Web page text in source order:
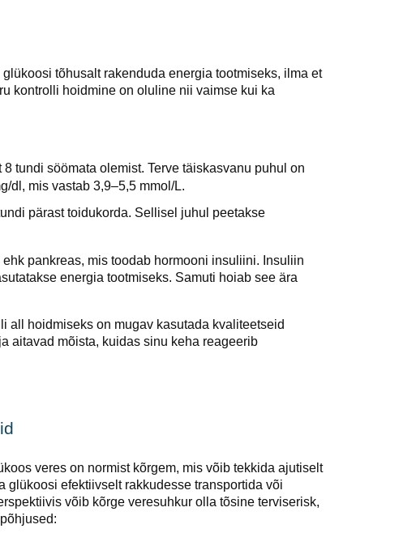
tõhusalt rakenduda energia tootmiseks, ilma et
kontrolli hoidmine on oluline nii vaimse kui ka
tundi söömata olemist. Terve täiskasvanu puhul on
dl, mis vastab 3,9–5,5 mmol/L.
pärast toidukorda. Sellisel juhul peetakse
pankreas, mis toodab hormooni insuliini. Insuliin
energia tootmiseks. Samuti hoiab see ära
all hoidmiseks on mugav kasutada kvaliteetseid
aitavad mõista, kuidas sinu keha reageerib
veres on normist kõrgem, mis võib tekkida ajutiselt
efektiivselt rakkudesse transportida või
võib kõrge veresuhkur olla tõsine terviserisk,